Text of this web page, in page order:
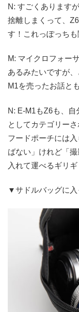
N: すごくあります
捨離しまくって、
す！これっぽっち
M: マイクロフォー
あるみたいですが
M1を売ったお話と
N: E-M1もZ6も、自
としてカテゴリー
フードポーチには
ばない」けれど「
入れて運べるギリ
▼サドルバッグに入